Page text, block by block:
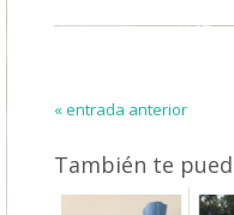
« entrada anterior
También te